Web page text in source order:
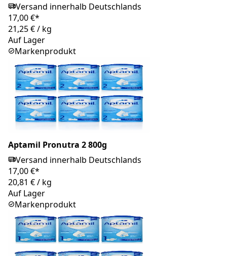
Versand innerhalb Deutschlands
17,00 €*
21,25 €/ kg
Auf Lager
Markenprodukt
Aptamil Pronutra 2 800g
Versand innerhalb Deutschlands
17,00 €*
20,81 €/ kg
Auf Lager
Markenprodukt